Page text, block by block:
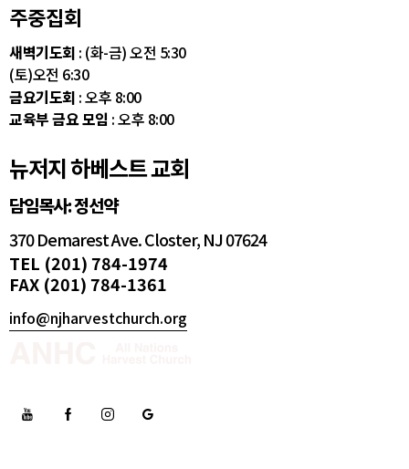
주중집회
새벽기도회 : (화-금) 오전 5:30
(토)오전 6:30
금요기도회 : 오후 8:00
교육부 금요 모임 : 오후 8:00
뉴저지 하베스트 교회
담임목사: 정선약
370 Demarest Ave. Closter, NJ 07624
TEL (201) 784-1974
FAX (201) 784-1361
info@njharvestchurch.org